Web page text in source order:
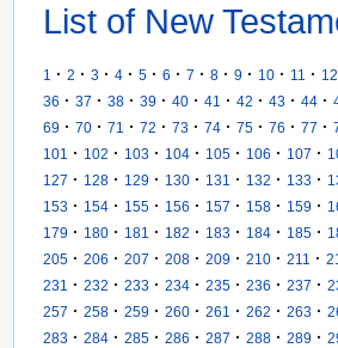
List of New
1 · 2 · 3 · 4 · 5 · 6 · 7 · 8 · 9 · 10 · 11 · 12
36 · 37 · 38 · 39 · 40 · 41 · 42 · 43 · 44 ·
69 · 70 · 71 · 72 · 73 · 74 · 75 · 76 · 77 ·
101
· 102 · 103 · 104 · 105 · 106 · 107 ·
127 · 128 · 129 · 130 · 131 · 132 · 133 ·
153 · 154 · 155 · 156 · 157 · 158 · 159 ·
179 · 180 · 181 · 182 · 183 · 184 · 185 ·
205 · 206 · 207 · 208 · 209 · 210 · 211 ·
231
· 232 · 233 · 234 · 235 · 236 · 237 ·
257 · 258 · 259 · 260 · 261 · 262 · 263 ·
283 · 284 · 285 · 286 · 287 · 288 · 289 ·